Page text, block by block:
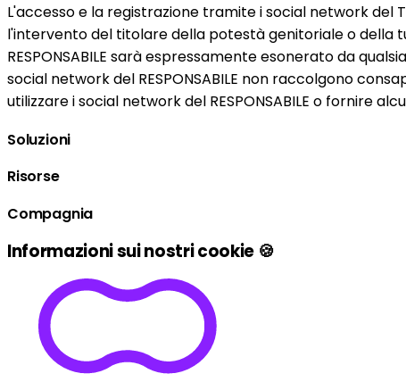
L'accesso e la registrazione tramite i social network del
l'intervento del titolare della potestà genitoriale o della
RESPONSABILE sarà espressamente esonerato da
social network del RESPONSABILE non raccolgono
utilizzare i social network del RESPONSABILE o fornire
Soluzioni
Risorse
Compagnia
Informazioni sui nostri cookie 🍪